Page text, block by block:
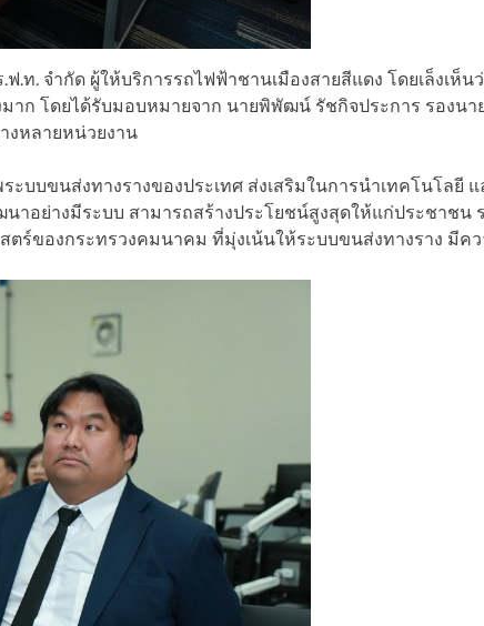
. จำกัด ผู้ให้บริการรถไฟฟ้าชานเมืองสายสีแดง โดยเล็งเห็น
ก โดยได้รับมอบหมายจาก นายพิพัฒน์ รัชกิจประการ รองน
งหลายหน่วยงาน
บบขนส่งทางรางของประเทศ ส่งเสริมในการนำเทคโนโลยี
าอย่างมีระบบ สามารถสร้างประโยชน์สูงสุดให้แก่ประชาชน
ร์ของกระทรวงคมนาคม ที่มุ่งเน้นให้ระบบขนส่งทางราง มีค